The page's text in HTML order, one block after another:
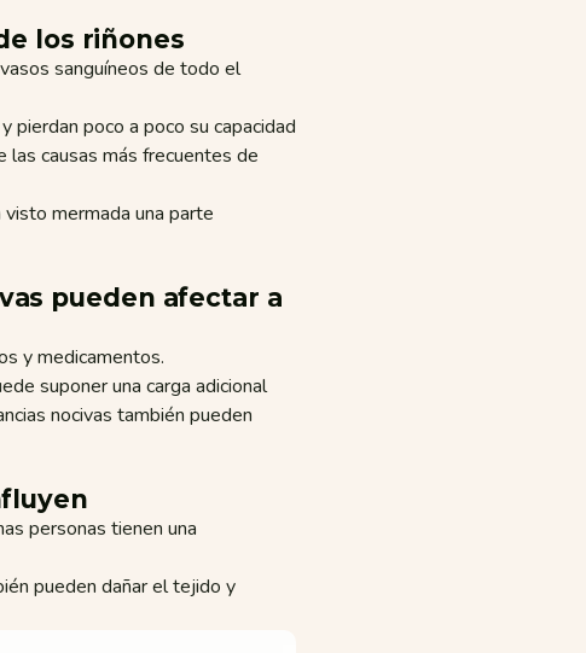
los riñones
sanguíneos de todo el
poco a poco su capacidad
las causas más frecuentes de
mermada una parte
pueden afectar a
y medicamentos.
suponer una carga adicional
nocivas también pueden
personas tienen una
pueden dañar el tejido y